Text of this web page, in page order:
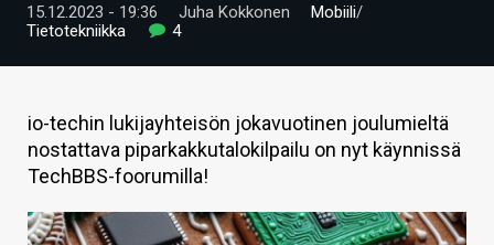
TECHBBS
KAUPPA
15.12.2023 - 19:36 Juha Kokkonen Mobiili/
Tietotekniikka
4
io-techin lukijayhteisön jokavuotinen joulumieltä
nostattava piparkakkutalokilpailu on nyt käynnissä
TechBBS-foorumilla!